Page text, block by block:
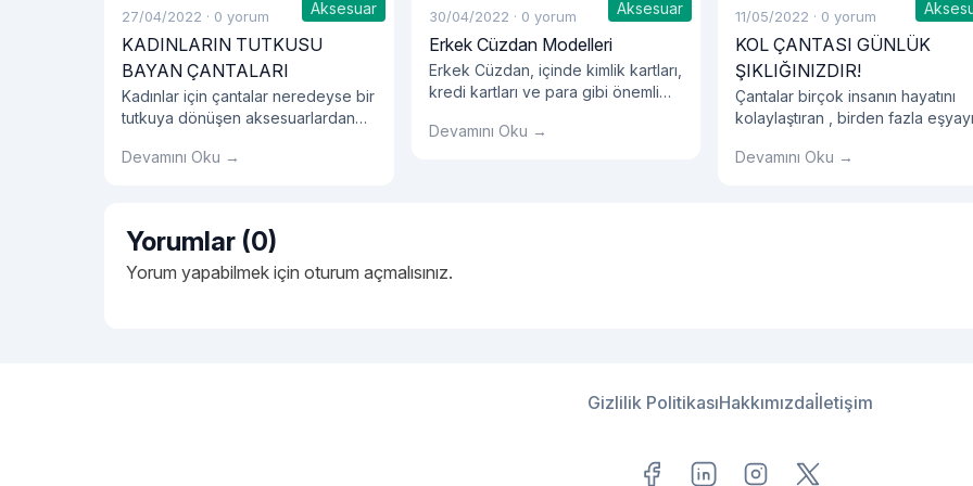
Aksesuar
27/04/2022 · 0 yorum
KADINLARIN TUTKUSU
BAYAN ÇANTALARI
Kadınlar için çantalar neredeyse bir
tutkuya dönüşen aksesuarlardan
çantalar bir kombinin en bütüncül
Devamını Oku →
Aksesuar
30/04/2022 · 0 yorum
Erkek Cüzdan Modelleri
Erkek Cüzdan, içinde kimlik kartları,
kredi kartları ve para gibi önemli
Devamını Oku →
11/05/2022 · 0 yorum
KOL ÇANTASI GÜNLÜK
ŞIKLIĞINIZDIR!
Çantalar birçok insanın hayatını
kolaylaştıran , birden fazla eşyayı
bu ürün günümüzde hem kullanışlı
Devamını Oku →
Yorumlar (0)
Yorum yapabilmek için oturum açmalısınız.
Gizlilik PolitikasıHakkımızdaİletişim